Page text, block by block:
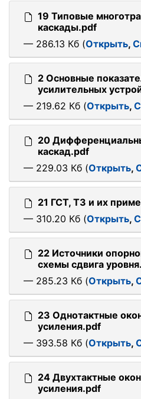
19 Типовые
каскады.pdf
— 286.13 Кб (Открыть,
2 Основные
усилительных
— 219.62 Кб (Открыть,
20
каскад.pdf
— 229.03 Кб (Открыть,
21 ГСТ, ТЗ и их
— 310.20 Кб (Открыть,
22 Источники
схемы сдвига
— 285.23 Кб (Открыть,
23 Однотактные
усиления.pdf
— 393.58 Кб (Открыть,
24 Двухтактные
усиления.pdf